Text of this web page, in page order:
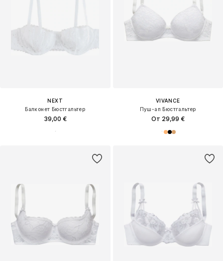
NEXT
Балконет Бюстгальтер
39,00 €
VIVANCE
Пуш-ап Бюстгальтер
От 29,99 €